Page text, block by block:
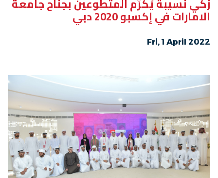
الامارات ‏في إكسبو 2020 دبي
Fri, 1 April 2022